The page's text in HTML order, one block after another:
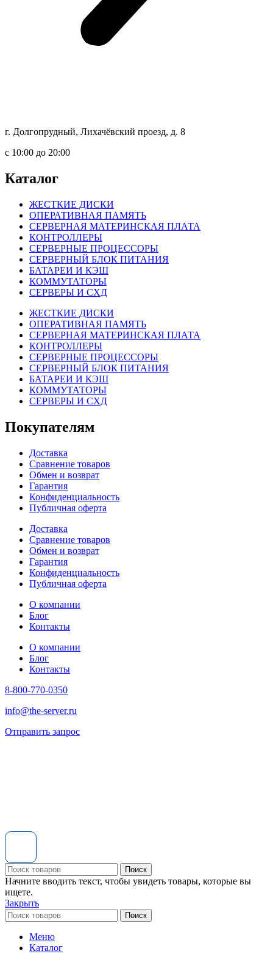
г. Долгопрудный, Лихачёвский проезд, д. 8
c 10:00 до 20:00
Каталог
ЖЕСТКИЕ ДИСКИ
ОПЕРАТИВНАЯ ПАМЯТЬ
СЕРВЕРНАЯ МАТЕРИНСКАЯ ПЛАТА
КОНТРОЛЛЕРЫ
СЕРВЕРНЫЕ ПРОЦЕССОРЫ
СЕРВЕРНЫЙ БЛОК ПИТАНИЯ
БАТАРЕИ И КЭШ
КОММУТАТОРЫ
СЕРВЕРЫ И СХД
ЖЕСТКИЕ ДИСКИ
ОПЕРАТИВНАЯ ПАМЯТЬ
СЕРВЕРНАЯ МАТЕРИНСКАЯ ПЛАТА
КОНТРОЛЛЕРЫ
СЕРВЕРНЫЕ ПРОЦЕССОРЫ
СЕРВЕРНЫЙ БЛОК ПИТАНИЯ
БАТАРЕИ И КЭШ
КОММУТАТОРЫ
СЕРВЕРЫ И СХД
Покупателям
Доставка
Сравнение товаров
Обмен и возврат
Гарантия
Конфиденциальность
Публичная оферта
Доставка
Сравнение товаров
Обмен и возврат
Гарантия
Конфиденциальность
Публичная оферта
О компании
Блог
Контакты
О компании
Блог
Контакты
8-800-770-0350
info@the-server.ru
Отправить запрос
Поиск
Начните вводить текст, чтобы увидеть товары, которые вы
ищете.
Закрыть
Поиск
Меню
Каталог